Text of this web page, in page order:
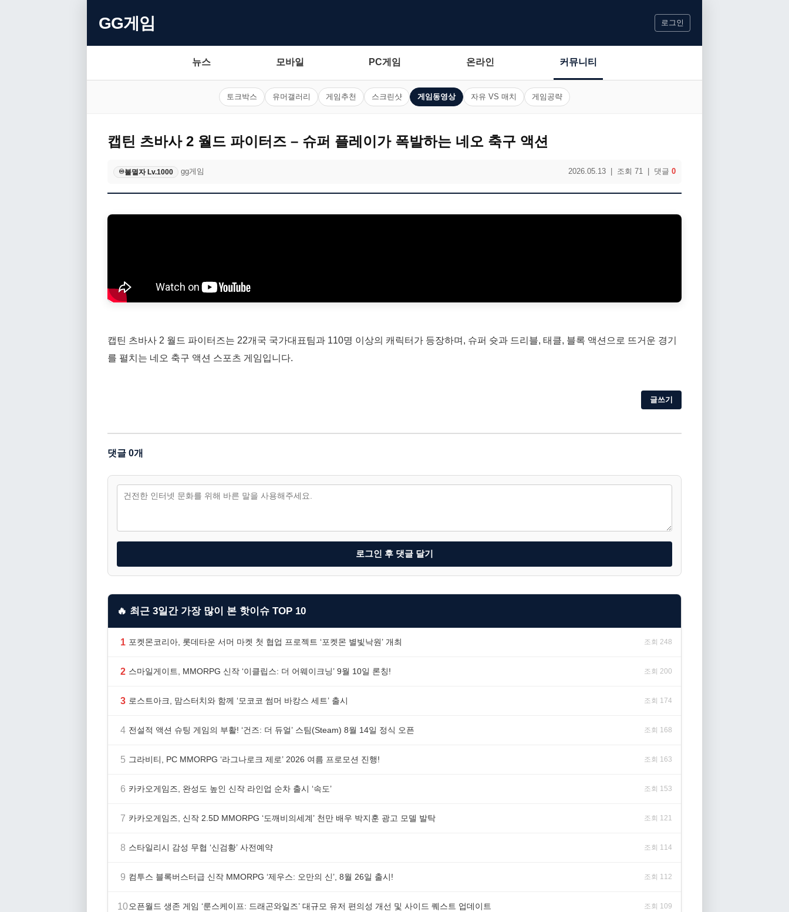
GG게임 로그인
뉴스 모바일 PC게임 온라인 커뮤니티
토크박스 유머갤러리 게임추천 스크린샷 게임동영상 자유 VS 매치 게임공략
캡틴 츠바사 2 월드 파이터즈 – 슈퍼 플레이가 폭발하는 네오 축구 액션
♾️불멸자 Lv.1000 gg게임 2026.05.13 | 조회 71 | 댓글 0
캡틴 츠바사 2 월드 파이터즈는 22개국 국가대표팀과 110명 이상의 캐릭터가 등장하며, 슈퍼 슛과 드리블, 태클, 블록 액션으로 뜨거운 경기
를 펼치는 네오 축구 액션 스포츠 게임입니다.
글쓰기
댓글 0개
로그인 후 댓글 달기
🔥 최근 3일간 가장 많이 본 핫이슈 TOP 10
1 포켓몬코리아, 롯데타운 서머 마켓 첫 협업 프로젝트 ‘포켓몬 별빛낙원’ 개최 조회 248
2 스마일게이트, MMORPG 신작 ‘이클립스: 더 어웨이크닝’ 9월 10일 론칭! 조회 200
3 로스트아크, 맘스터치와 함께 ‘모코코 썸머 바캉스 세트’ 출시 조회 174
4 전설적 액션 슈팅 게임의 부활! ‘건즈: 더 듀얼’ 스팀(Steam) 8월 14일 정식 오픈 조회 168
5 그라비티, PC MMORPG ‘라그나로크 제로’ 2026 여름 프로모션 진행! 조회 163
6 카카오게임즈, 완성도 높인 신작 라인업 순차 출시 ‘속도’ 조회 153
7 카카오게임즈, 신작 2.5D MMORPG ‘도깨비의세계’ 천만 배우 박지훈 광고 모델 발탁 조회 121
8 스타일리시 감성 무협 ‘신검황’ 사전예약 조회 114
9 컴투스 블록버스터급 신작 MMORPG ‘제우스: 오만의 신’, 8월 26일 출시! 조회 112
10오픈월드 생존 게임 ‘룬스케이프: 드래곤와일즈’ 대규모 유저 편의성 개선 및 사이드 퀘스트 업데이트 조회 109